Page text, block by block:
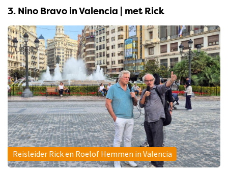
3. Nino Bravo in Valencia | met Rick
Reisleider Rick en Roelof Hemmen in Valencia